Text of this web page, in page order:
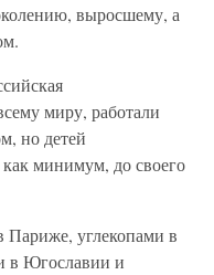
выросшему, а
миру, работали
но детей
минимум, до своего
углекопами в
в Югославии и